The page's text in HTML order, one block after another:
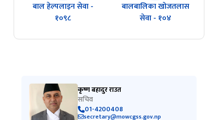
secretary@mowcgss.gov.np
(प्रवक्ता) सहसचिव
मिलन भट्टराई
उप सचिव (सूचना अधिकारी)
01-4200082, 9851255354
m.bhattarai012@gmail.com